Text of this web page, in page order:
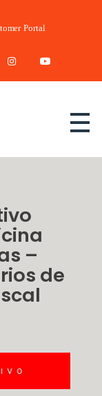
Portal
–
de